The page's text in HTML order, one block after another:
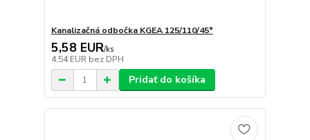
Kanalizačná odbočka KGEA 125/110/45°
5,58 EUR/ks
4,54 EUR bez DPH
Pridať do košíka